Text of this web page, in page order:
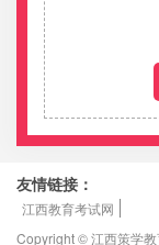
友情链接：
江西教育考试网
Copyright © 江西策学